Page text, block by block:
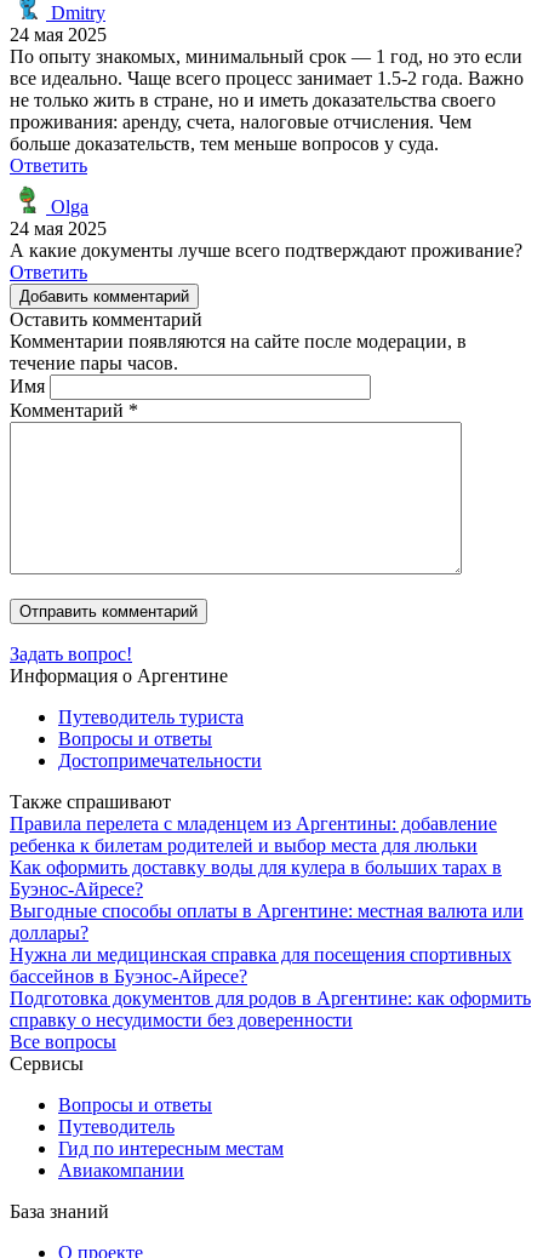
Dmitry
24 мая 2025
По опыту знакомых, минимальный срок — 1 год, но это если
все идеально. Чаще всего процесс занимает 1.5-2 года. Важно
не только жить в стране, но и иметь доказательства своего
проживания: аренду, счета, налоговые отчисления. Чем
больше доказательств, тем меньше вопросов у суда.
Ответить
Olga
24 мая 2025
А какие документы лучше всего подтверждают проживание?
Ответить
Добавить комментарий
Оставить комментарий
Комментарии появляются на сайте после модерации, в
течение пары часов.
Имя
Комментарий *
Задать вопрос!
Информация о Аргентине
Путеводитель туриста
Вопросы и ответы
Достопримечательности
Также спрашивают
Правила перелета с младенцем из Аргентины: добавление
ребенка к билетам родителей и выбор места для люльки
Как оформить доставку воды для кулера в больших тарах в
Буэнос-Айресе?
Выгодные способы оплаты в Аргентине: местная валюта или
доллары?
Нужна ли медицинская справка для посещения спортивных
бассейнов в Буэнос-Айресе?
Подготовка документов для родов в Аргентине: как оформить
справку о несудимости без доверенности
Все вопросы
Сервисы
Вопросы и ответы
Путеводитель
Гид по интересным местам
Авиакомпании
База знаний
О проекте